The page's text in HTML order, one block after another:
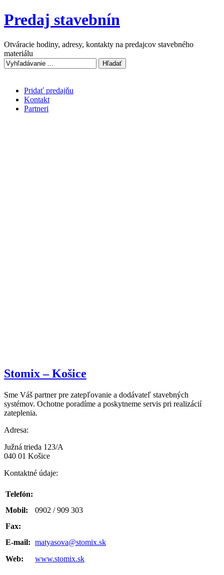
Predaj stavebnín
Otváracie hodiny, adresy, kontakty na predajcov stavebného
materiálu
Pridať predajňu
Kontakt
Partneri
Stomix – Košice
Sme Váš partner pre zatepľovanie a dodávateľ stavebných
systémov. Ochotne poradíme a poskytneme servis pri realizácií
zateplenia.
Adresa:
Južná trieda 123/A
040 01 Košice
Kontaktné údaje:
Telefón:
Mobil:
0902 / 909 303
Fax:
E-mail: matyasova@stomix.sk
Web:
www.stomix.sk